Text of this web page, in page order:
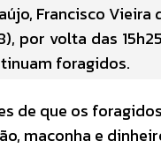
Francisco
por volta das
foragidos.
de que os
maconha e